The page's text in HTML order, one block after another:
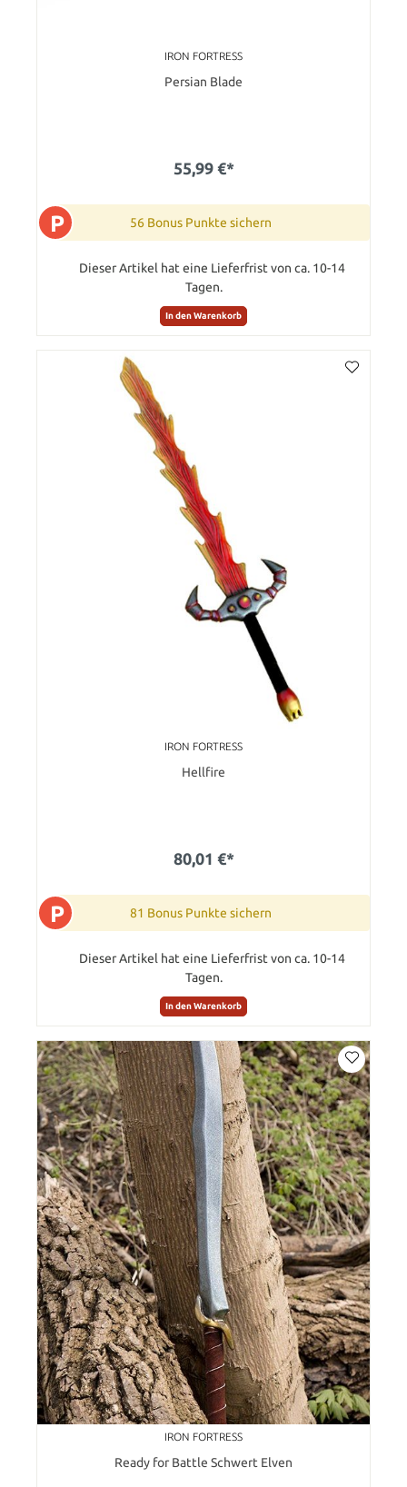
IRON FORTRESS
Persian Blade
55,99 €*
P 56 Bonus Punkte sichern
Dieser Artikel hat eine Lieferfrist von ca. 10-14
Tagen.
In den Warenkorb
IRON FORTRESS
Hellfire
80,01 €*
P 81 Bonus Punkte sichern
Dieser Artikel hat eine Lieferfrist von ca. 10-14
Tagen.
In den Warenkorb
IRON FORTRESS
Ready for Battle Schwert Elven